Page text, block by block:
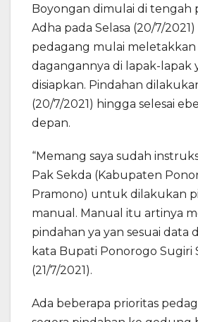
Boyongan dimulai di tengah
Adha pada Selasa (20/7/
pedagang mulai
dagangannya di lapak-lapak
disiapkan. Pindahan
(20/7/2021) hingga selesai
depan.
“Memang saya sudah
Pak Sekda (Kabupaten
Pramono) untuk dilakukan
manual. Manual itu artinya
pindahan ya yan sesuai data
kata Bupati Ponorogo Sugiri
(21/7/2021).
Ada beberapa prioritas